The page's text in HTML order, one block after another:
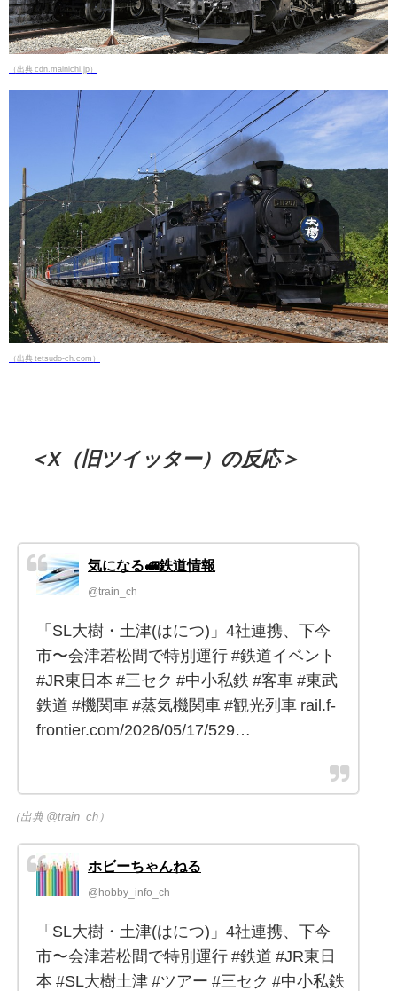
（出典 cdn.mainichi.jp）
（出典 tetsudo-ch.com）
＜X（旧ツイッター）の反応＞
気になる🚅鉄道情報
@train_ch
「SL大樹・土津(はにつ)」4社連携、下今
市〜会津若松間で特別運行 #鉄道イベント
#JR東日本 #三セク #中小私鉄 #客車 #東武
鉄道 #機関車 #蒸気機関車 #観光列車 rail.f-
frontier.com/2026/05/17/529…
（出典 @train_ch）
ホビーちゃんねる
@hobby_info_ch
「SL大樹・土津(はにつ)」4社連携、下今
市〜会津若松間で特別運行 #鉄道 #JR東日
本 #SL大樹土津 #ツアー #三セク #中小私鉄